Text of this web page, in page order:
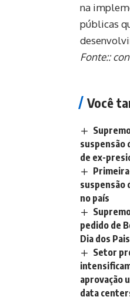
na
públicas
Fonte::
Você
suspensão
de ex-
suspensão
no país
pedido de
Dia dos Pais
Setor
aprovação
data